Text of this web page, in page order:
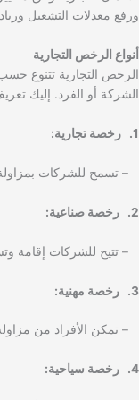
ورفع معدلات التشغيل
أنواع الرخص التجارية
الرخص التجارية تتنوع
الشركة أو الفرد. إليك
1. رخصة تجارية:
– تسمح للشركات بمزاولة
2. رخصة صناعية:
– تتيح للشركات إقامة
3. رخصة مهنية:
– تمكن الأفراد من
4. رخصة سياحية: